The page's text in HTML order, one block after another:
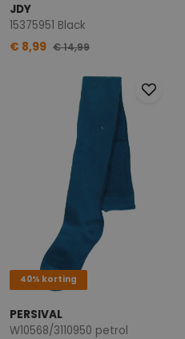
JDY
15375951 Black
€ 8,99 € 14,99
40% korting
PERSIVAL
W10568/3110950 petrol